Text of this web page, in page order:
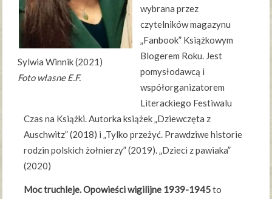
Sylwia Winnik (2021)
Foto własne E.F.
wybrana przez
czytelników magazynu
„Fanbook” Książkowym
Blogerem Roku. Jest
pomysłodawcą i
współorganizatorem
Literackiego Festiwalu
Czas na Książki. Autorka książek „Dziewczęta z
Auschwitz” (2018) i „Tylko przeżyć. Prawdziwe historie
rodzin polskich żołnierzy” (2019). „Dzieci z pawiaka”
(2020)
Moc truchleje. Opowieści wigilijne 1939-1945to